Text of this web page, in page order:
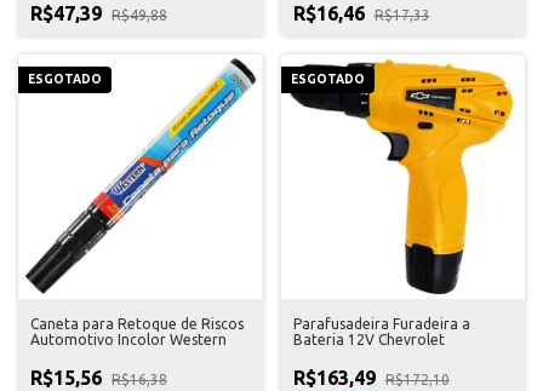
R$47,39 R$49,88 R$16,46 R$17,33
ESGOTADO
Caneta para Retoque de Riscos
Automotivo Incolor Western
R$15,56 R$16,38
ESGOTADO
Parafusadeira Furadeira a
Bateria 12V Chevrolet
R$163,49 R$172,10